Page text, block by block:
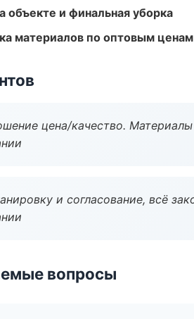
объекте и финальная уборка
материалов по оптовым ценам
цена/качество.
и согласование, всё
вопросы